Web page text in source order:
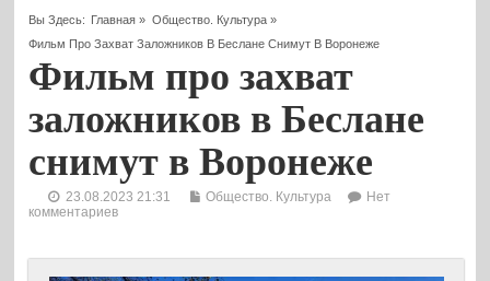
Вы Здесь: Главная » Общество. Культура»
Фильм Про Захват Заложников В Беслане Снимут В Воронеже
Фильм про захват
заложников в Беслане
снимут в Воронеже
23.08.2023 21:31 Общество. Культура
Нет
комментариев